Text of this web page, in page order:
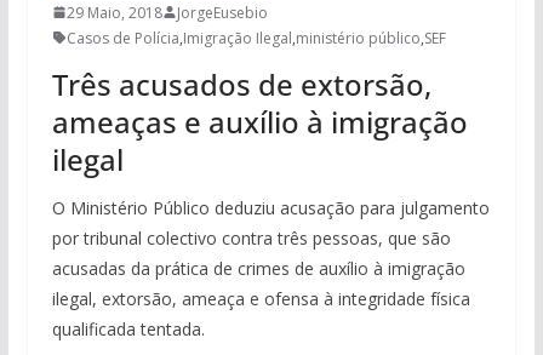
29 Maio, 2018
JorgeEusebio
Casos de Polícia,Imigração Ilegal,ministério público,SEF
Três acusados de extorsão,
ameaças e auxílio à imigração
ilegal
O Ministério Público deduziu acusação para julgamento
por tribunal colectivo contra três pessoas, que são
acusadas da prática de crimes de auxílio à imigração
ilegal, extorsão, ameaça e ofensa à integridade física
qualificada tentada.